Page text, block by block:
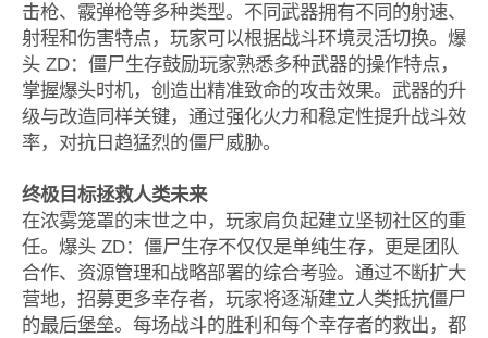
击枪、霰弹枪等多种类型。不同武器拥有不同的射速、
射程和伤害特点，玩家可以根据战斗环境灵活切换。爆
头 ZD：僵尸生存鼓励玩家熟悉多种武器的操作特点，
掌握爆头时机，创造出精准致命的攻击效果。武器的升
级与改造同样关键，通过强化火力和稳定性提升战斗效
率，对抗日趋猛烈的僵尸威胁。
终极目标拯救人类未来
在浓雾笼罩的末世之中，玩家肩负起建立坚韧社区的重
任。爆头 ZD：僵尸生存不仅仅是单纯生存，更是团队
合作、资源管理和战略部署的综合考验。通过不断扩大
营地，招募更多幸存者，玩家将逐渐建立人类抵抗僵尸
的最后堡垒。每场战斗的胜利和每个幸存者的救出，都